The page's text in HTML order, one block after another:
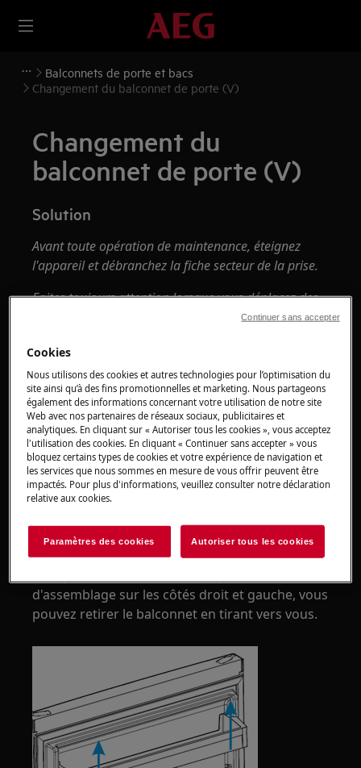
Balconnets de porte et bacs
Changement du balconnet de porte (V)
Changement du
balconnet de porte (V)
Solution
Avant toute opération de maintenance, éteignez
l'appareil et débranchez la fiche secteur de la prise.
Faites toujours attention lorsque vous déplacez des
appareils, pour les appareils lourds, il faut deux
Utilisez toujours des gants de sécurité et des
chaussures fermées.
Veuillez noter que l'auto-réparation ou la réparation
non professionnelle peut avoir des conséquences sur
la sécurité si elle n'est pas effectuée correctement
CHANGEMENT DE BALCONNET DE PORTE
Tirez doucement le balconnet vers le haut des
deux mains, sans la plier ni la tordre.
d'assemblage sur les côtés droit et gauche, vous
pouvez retirer le balconnet en tirant vers vous.
Cookies
Nous utilisons des cookies et autres technologies pour l’optimisation du
site ainsi qu’à des fins promotionnelles et marketing. Nous partageons
également des informations concernant votre utilisation de notre site
Web avec nos partenaires de réseaux sociaux, publicitaires et
analytiques. En cliquant sur « Autoriser tous les cookies », vous acceptez
l'utilisation des cookies. En cliquant « Continuer sans accepter » vous
bloquez certains types de cookies et votre expérience de navigation et
les services que nous sommes en mesure de vous offrir peuvent être
impactés. Pour plus d'informations, veuillez consulter notre déclaration
relative aux cookies.
Paramètres des cookies Autoriser tous les cookies
Continuer sans accepter